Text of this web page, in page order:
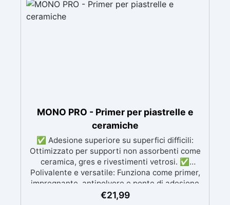
usare: Miscelazione semplice con rapporto
100:50 per risultati ottimali.
MONO PRO - Primer per piastrelle e
ceramiche
✅ Adesione superiore su superfici difficili:
Ottimizzato per supporti non assorbenti come
ceramica, gres e rivestimenti vetrosi. ✅
Polivalente e versatile: Funziona come primer,
impregnante, antipolvere e ponte di adesione
per superfici minerali e calcestruzzo. ✅
€21,99